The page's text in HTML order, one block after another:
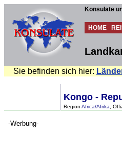
Konsulate
HOME
Sie befinden sich hier:
Kongo -
Region Africa/Afrika ,
-Werbung-